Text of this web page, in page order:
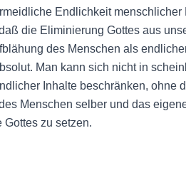
Endlichkeit
die Eliminierung Gottes aus
des Menschen als
Man kann sich nicht in
Inhalte beschränken, ohne
Menschen selber und das
zu setzen.